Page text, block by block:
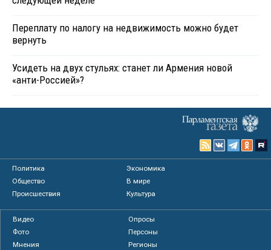
Переплату по налогу на недвижимость можно будет
вернуть
Усидеть на двух стульях: станет ли Армения новой
«анти-Россией»?
Политика
Экономика
Общество
В мире
Происшествия
Культура
Видео
Опросы
Фото
Персоны
Мнения
Регионы